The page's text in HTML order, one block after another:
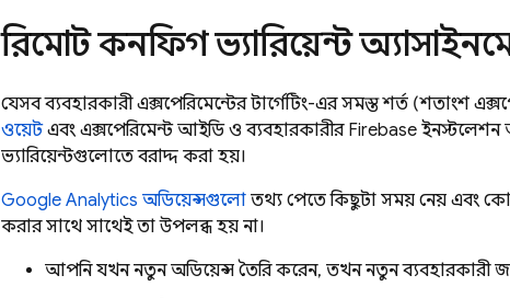
রিমোট কনফিগ ভ্যারিয়েন্ট
যেসব ব্যবহারকারী এক্সপেরিমেন্টের টার্গেটিং-এর সমস্ত শর্ত (শতাংশ
ওয়েটএবং এক্সপেরিমেন্ট আইডি ও ব্যবহারকারীর Firebase ইনস্টলেশন
ভ্যারিয়েন্টগুলোতে বরাদ্দ করা হয়।
Google Analytics অডিয়েন্সগুলো তথ্য পেতে কিছুটা সময় নেয় এবং
করার সাথে সাথেই তা উপলব্ধ হয় না।
আপনি যখন নতুন অডিয়েন্স তৈরি করেন, তখন নতুন ব্যবহারকারী